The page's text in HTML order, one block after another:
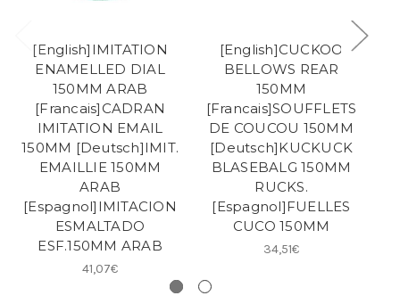
[English]IMITATION
ENAMELLED DIAL
150MM ARAB
[Francais]CADRAN
IMITATION EMAIL
150MM [Deutsch]IMIT.
EMAILLIE 150MM
ARAB
[Espagnol]IMITACION
ESMALTADO
ESF.150MM ARAB
41,07€
[English]CUCKOO
BELLOWS REAR
150MM
[Francais]SOUFFLETS
DE COUCOU 150MM
[Deutsch]KUCKUCK
BLASEBALG 150MM
RUCKS.
[Espagnol]FUELLES
CUCO 150MM
34,51€